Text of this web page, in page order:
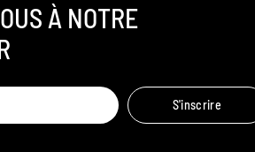
À NOTRE
S'inscrire
Ambroise, Votre sommelier
Disponible pour vous conseiller